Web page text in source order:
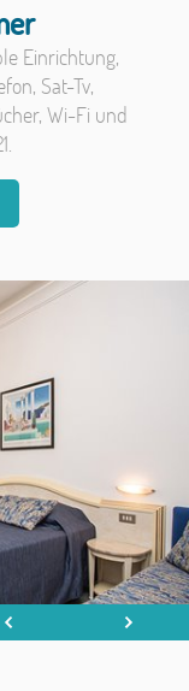
Einrichtung,
Sat-Tv,
Wi-Fi und